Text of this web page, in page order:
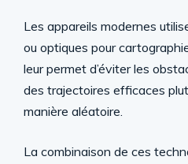
Les appareils modernes
ou optiques pour
leur permet d’éviter les
des trajectoires efficaces
manière aléatoire.
La combinaison de ces